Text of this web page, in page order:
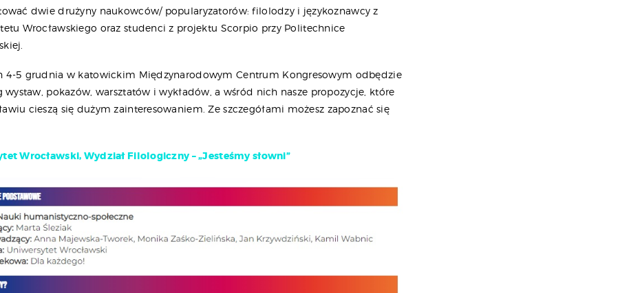
dwie drużyny naukowców/ popularyzatorów: filolodzy i językoznawcy z
Wrocławskiego oraz studenci z projektu Scorpio przy Politechnice
4-5 grudnia w katowickim Międzynarodowym Centrum Kongresowym odbędzie
wystaw, pokazów, warsztatów i wykładów, a wśród nich nasze propozycje, które
cieszą się dużym zainteresowaniem. Ze szczegółami możesz zapoznać się
Wrocławski, Wydział Filologiczny – „Jesteśmy słowni”